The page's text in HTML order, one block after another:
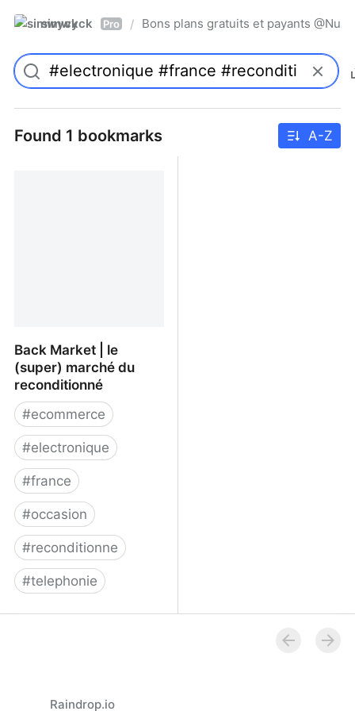
simwyck Pro / Bons plans gratuits et payants
Found 1 bookmarks A-Z
Back Market | le
(super) marché du
reconditionné
#ecommerce
#electronique
#france
#occasion
#reconditionne
#telephonie
Raindrop.io